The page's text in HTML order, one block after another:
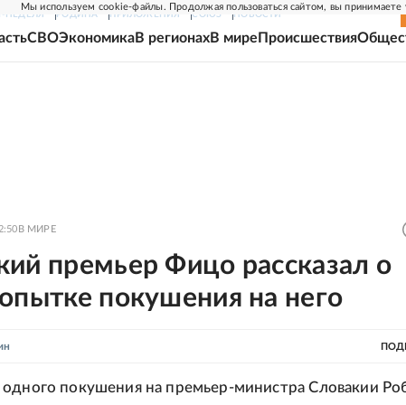
Мы используем cookie-файлы. Продолжая пользоваться сайтом, вы принимаете
НЕДЕЛЯ РОДИНА ПРИЛОЖЕНИЯ СОЮЗ НОВОСТИ
СВОЭкономикаВ регионахВ мире Происшествия
В МИРЕ
премьер Фицо рассказал о
покушения на него
покушения на премьер-министра Словакии